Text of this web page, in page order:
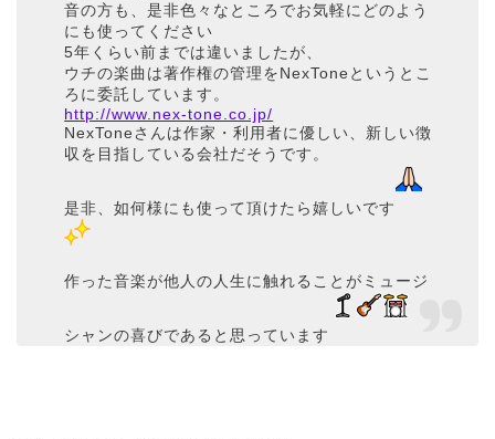
音の方も、是非色々なところでお気軽にどのよう
にも使ってください
5年くらい前までは違いましたが、
ウチの楽曲は著作権の管理をNexToneというとこ
ろに委託しています。
http://www.nex-tone.co.jp/
NexToneさんは作家・利用者に優しい、新しい徴
収を目指している会社だそうです。
是非、如何様にも使って頂けたら嬉しいです
作った音楽が他人の人生に触れることがミュージ
シャンの喜びであると思っています